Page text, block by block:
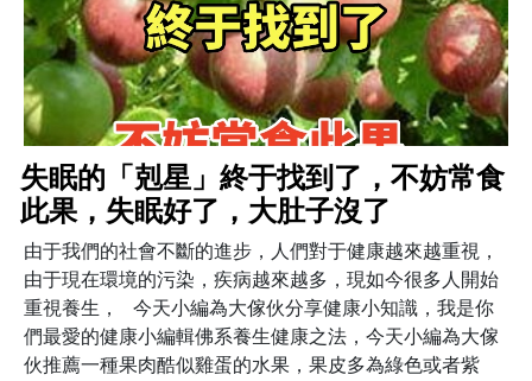
失眠的「剋星」終于找到了，不妨常食
此果，失眠好了，大肚子沒了
由于我們的社會不斷的進步，人們對于健康越來越重視，
由于現在環境的污染，疾病越來越多，現如今很多人開始
重視養生， 今天小編為大傢伙分享健康小知識，我是你
們最愛的健康小編輯佛系養生健康之法，今天小編為大傢
伙推薦一種果肉酷似雞蛋的水果，果皮多為綠色或者紫